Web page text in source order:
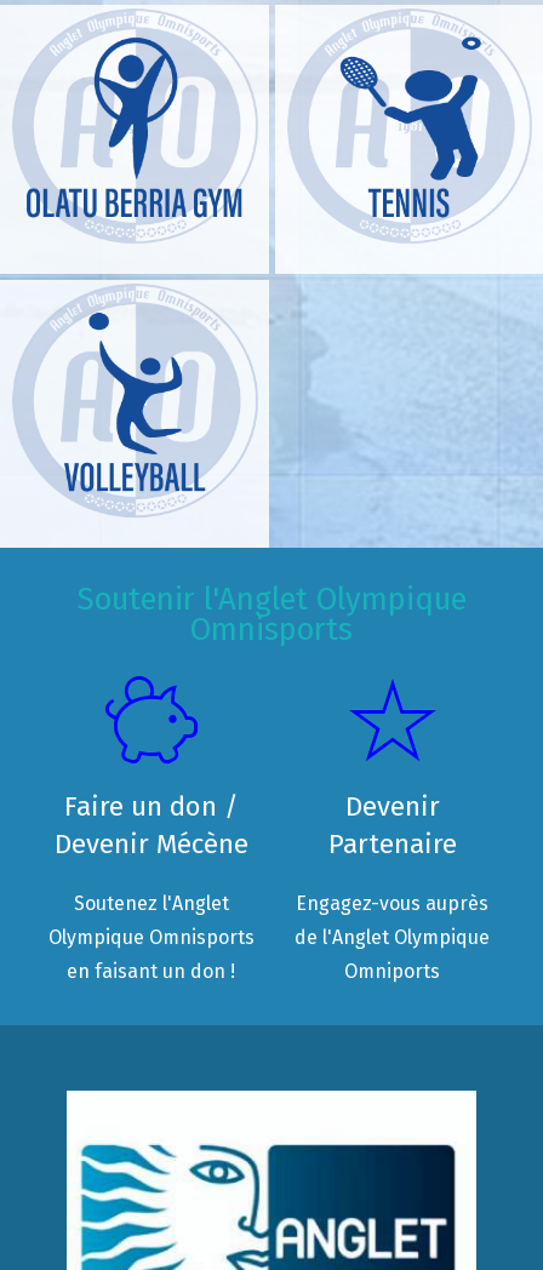
Soutenir l'Anglet Olympique
Omnisports
Faire un don /
Devenir Mécène
Soutenez l'Anglet
Olympique Omnisports
en faisant un don !
Devenir
Partenaire
Engagez-vous auprès
de l'Anglet Olympique
Omniports